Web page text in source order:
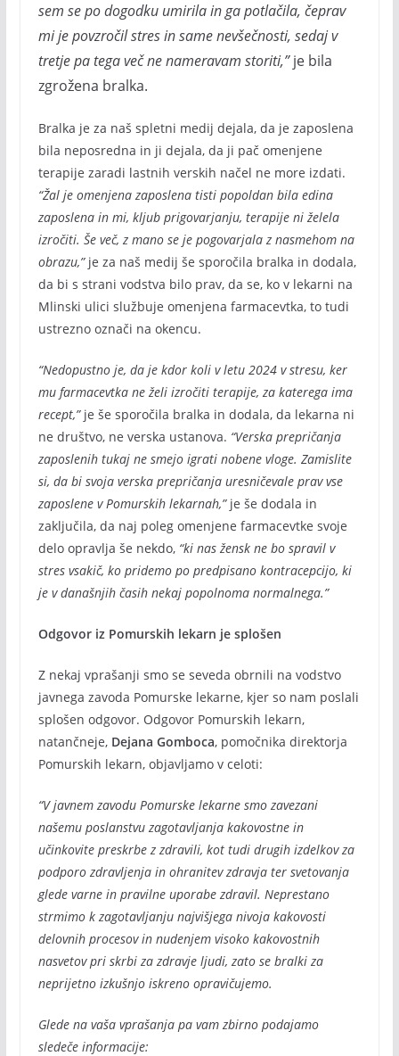
sem se po dogodku umirila in ga potlačila, čeprav
mi je povzročil stres in same nevšečnosti, sedaj v
tretje pa tega več ne nameravam storiti,”je bila
zgrožena bralka.
Bralka je za naš spletni medij dejala, da je zaposlena
bila neposredna in ji dejala, da ji pač omenjene
terapije zaradi lastnih verskih načel ne more izdati.
“Žal je omenjena zaposlena tisti popoldan bila edina
zaposlena in mi, kljub prigovarjanju, terapije ni želela
izročiti. Še več, z mano se je pogovarjala z nasmehom na
obrazu,”je za naš medij še sporočila bralka in dodala,
da bi s strani vodstva bilo prav, da se, ko v lekarni na
Mlinski ulici službuje omenjena farmacevtka, to tudi
ustrezno označi na okencu.
“Nedopustno je, da je kdor koli v letu 2024 v stresu, ker
mu farmacevtka ne želi izročiti terapije, za katerega ima
recept,”je še sporočila bralka in dodala, da lekarna ni
ne društvo, ne verska ustanova. “Verska prepričanja
zaposlenih tukaj ne smejo igrati nobene vloge. Zamislite
si, da bi svoja verska prepričanja uresničevale prav vse
zaposlene v Pomurskih lekarnah,”je še dodala in
zaključila, da naj poleg omenjene farmacevtke svoje
delo opravlja še nekdo, “ki nas žensk ne bo spravil v
stres vsakič, ko pridemo po predpisano kontracepcijo, ki
je v današnjih časih nekaj popolnoma normalnega.”
Odgovor iz Pomurskih lekarn je splošen
Z nekaj vprašanji smo se seveda obrnili na vodstvo
javnega zavoda Pomurske lekarne, kjer so nam poslali
splošen odgovor. Odgovor Pomurskih lekarn,
natančneje, Dejana Gomboca, pomočnika direktorja
Pomurskih lekarn, objavljamo v celoti:
“V javnem zavodu Pomurske lekarne smo zavezani
našemu poslanstvu zagotavljanja kakovostne in
učinkovite preskrbe z zdravili, kot tudi drugih izdelkov za
podporo zdravljenja in ohranitev zdravja ter svetovanja
glede varne in pravilne uporabe zdravil. Neprestano
strmimo k zagotavljanju najvišjega nivoja kakovosti
delovnih procesov in nudenjem visoko kakovostnih
nasvetov pri skrbi za zdravje ljudi, zato se bralki za
neprijetno izkušnjo iskreno opravičujemo.
Glede na vaša vprašanja pa vam zbirno podajamo
sledeče informacije: